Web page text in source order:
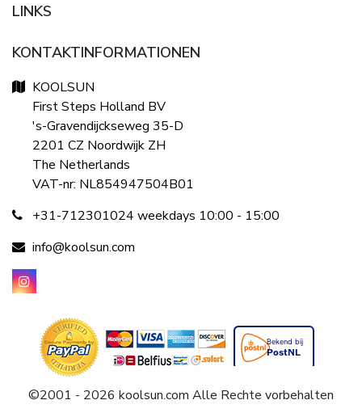
LINKS
KONTAKTINFORMATIONEN
KOOLSUN
First Steps Holland BV
's-Gravendijckseweg 35-D
2201 CZ Noordwijk ZH
The Netherlands
VAT-nr: NL854947504B01
+31-712301024 weekdays 10:00 - 15:00
info@koolsun.com
©2001 - 2026 koolsun.com Alle Rechte vorbehalten